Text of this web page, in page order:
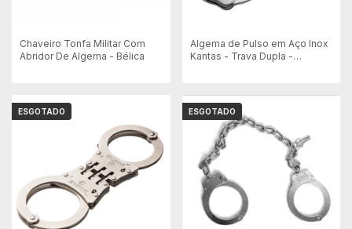
Chaveiro Tonfa Militar Com
Abridor De Algema - Bélica
Algema de Pulso em Aço Inox
Kantas - Trava Dupla -
ESGOTADO ESGOTADO